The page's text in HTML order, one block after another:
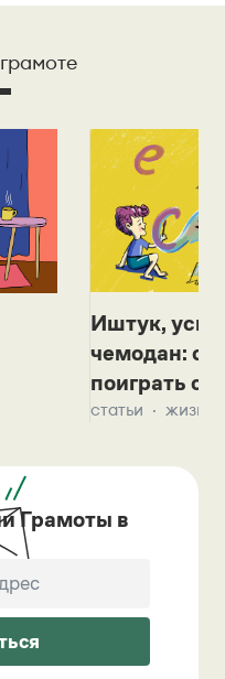
Иштук,
чемодан:
поиграть с
статьи жизнь
Грамоты в